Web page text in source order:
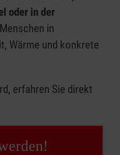
oder in der
in
Wärme und konkrete
erfahren Sie direkt